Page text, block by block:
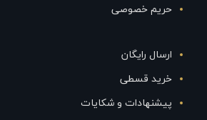
حریم خصوصی
ارسال رایگان
خرید قسطی
پیشنهادات و شکایات